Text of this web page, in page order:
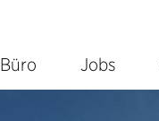
Büro Jobs